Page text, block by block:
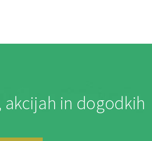
akcijah in dogodkih